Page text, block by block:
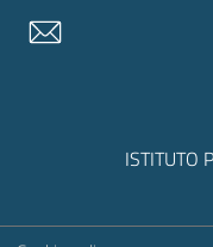
ISTITUTO